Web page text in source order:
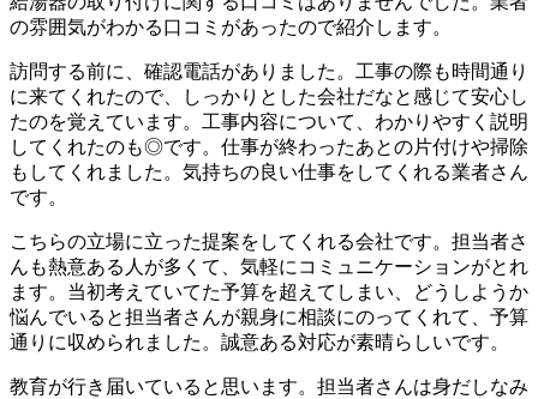
の雰囲気がわかる口コミがあったので紹介します。
訪問する前に、確認電話がありました。工事の際も時間通り
に来てくれたので、しっかりとした会社だなと感じて安心し
たのを覚えています。工事内容について、わかりやすく説明
してくれたのも◎です。仕事が終わったあとの片付けや掃除
もしてくれました。気持ちの良い仕事をしてくれる業者さん
です。
こちらの立場に立った提案をしてくれる会社です。担当者さ
んも熱意ある人が多くて、気軽にコミュニケーションがとれ
ます。当初考えていてた予算を超えてしまい、どうしようか
悩んでいると担当者さんが親身に相談にのってくれて、予算
通りに収められました。誠意ある対応が素晴らしいです。
教育が行き届いていると思います。担当者さんは身だしなみ